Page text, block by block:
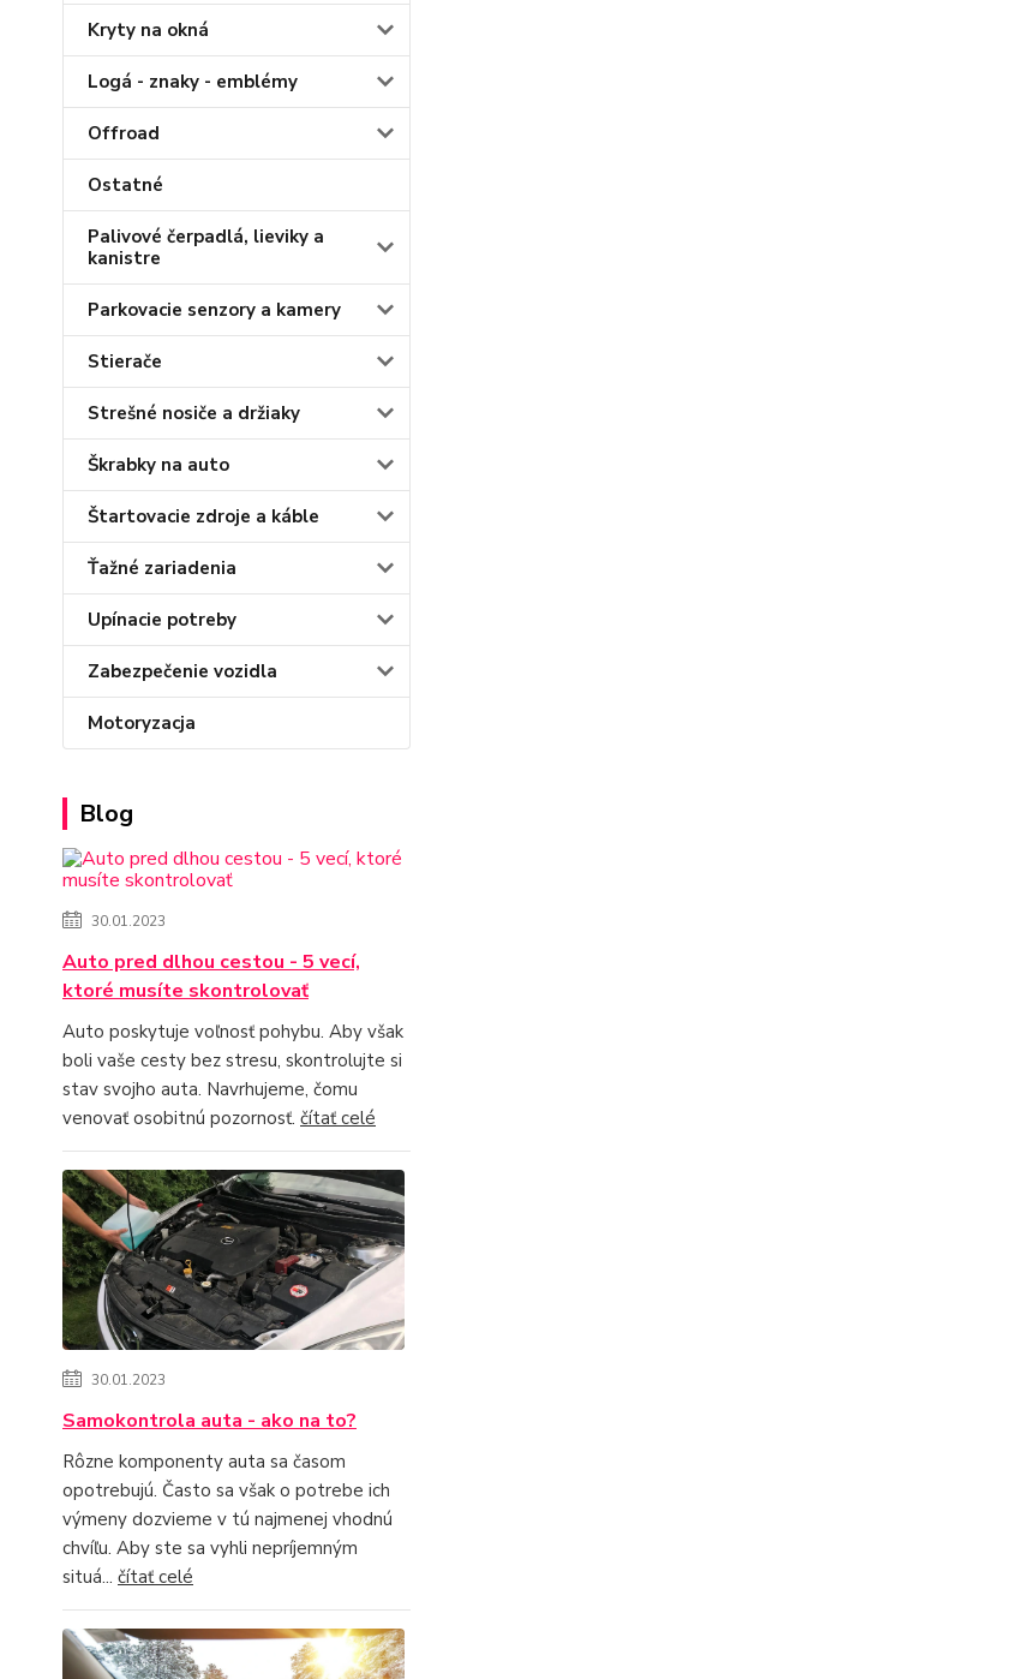
Kryty na okná
Logá - znaky - emblémy
Offroad
Ostatné
Palivové čerpadlá, lieviky a
kanistre
Parkovacie senzory a kamery
Stierače
Strešné nosiče a držiaky
Škrabky na auto
Štartovacie zdroje a káble
Ťažné zariadenia
Upínacie potreby
Zabezpečenie vozidla
Motoryzacja
Blog
30.01.2023
Auto pred dlhou cestou - 5 vecí,
ktoré musíte skontrolovať
Auto poskytuje voľnosť pohybu. Aby však
boli vaše cesty bez stresu, skontrolujte si
stav svojho auta. Navrhujeme, čomu
venovať osobitnú pozornosť. čítať celé
30.01.2023
Samokontrola auta - ako na to?
Rôzne komponenty auta sa časom
opotrebujú. Často sa však o potrebe ich
výmeny dozvieme v tú najmenej vhodnú
chvíľu. Aby ste sa vyhli nepríjemným
situá... čítať celé